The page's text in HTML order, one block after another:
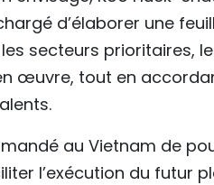
d’élaborer une
secteurs prioritaires,
œuvre, tout en
au Vietnam de
l’exécution du futur